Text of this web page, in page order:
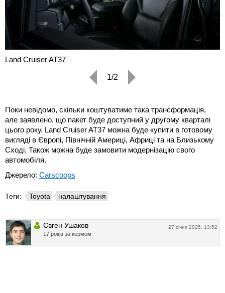
Land Cruiser AT37
1/2
Поки невідомо, скільки коштуватиме така трансформація,
але заявлено, що пакет буде доступний у другому кварталі
цього року. Land Cruiser AT37 можна буде купити в готовому
вигляді в Європі, Північній Америці, Африці та на Близькому
Сході. Також можна буде замовити модернізацію свого
автомобіля.
Джерело: Carscoops
Теги: Toyota налаштування
27 січня 2025, 13:52
Євген Ушаков
17 років за кермом